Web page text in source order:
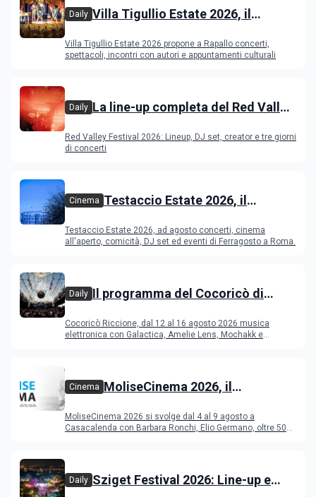
Daily Villa Tigullio Estate 2026, il
Villa Tigullio Estate 2026 propone a Rapallo concerti,
spettacoli, incontri con autori e appuntamenti culturali
Daily La line-up completa del Red Valley
Red Valley Festival 2026: Lineup, DJ set, creator e tre giorni
di concerti
Cinema Testaccio Estate 2026, il
Ferragosto
Testaccio Estate 2026, ad agosto concerti, cinema
all'aperto, comicità, DJ set ed eventi di Ferragosto a Roma.
Daily Il programma del Cocoricò di
Cocoricò Riccione, dal 12 al 16 agosto 2026 musica
elettronica con Galactica, Amelie Lens, Mochakk e
Cinema MoliseCinema 2026, il
MoliseCinema 2026 si svolge dal 4 al 9 agosto a
Casacalenda con Barbara Ronchi, Elio Germano, oltre 50
Daily Sziget Festival 2026: Line-up e